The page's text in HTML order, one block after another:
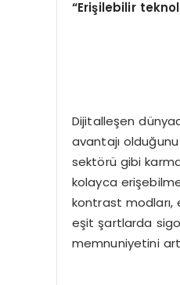
“Erişilebilir
Dijitalleşen
avantajı
sektörü gibi
kolayca
kontrast modları,
eşit şartlarda
memnuniyetini